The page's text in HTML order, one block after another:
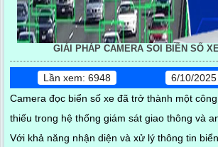
GIẢI PHÁP CAMERA SOI BIỂN SỐ
Lần xem: 6948
6/10/
Camera đọc biển số xe đã trở thành một
thiếu trong hệ thống giám sát giao thông và
Với khả năng nhận diện và xử lý thông tin